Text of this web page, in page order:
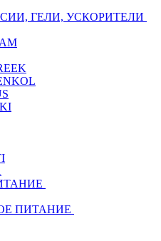
ГЕЛИ, УСКОРИТЕЛИ
ПИТАНИЕ